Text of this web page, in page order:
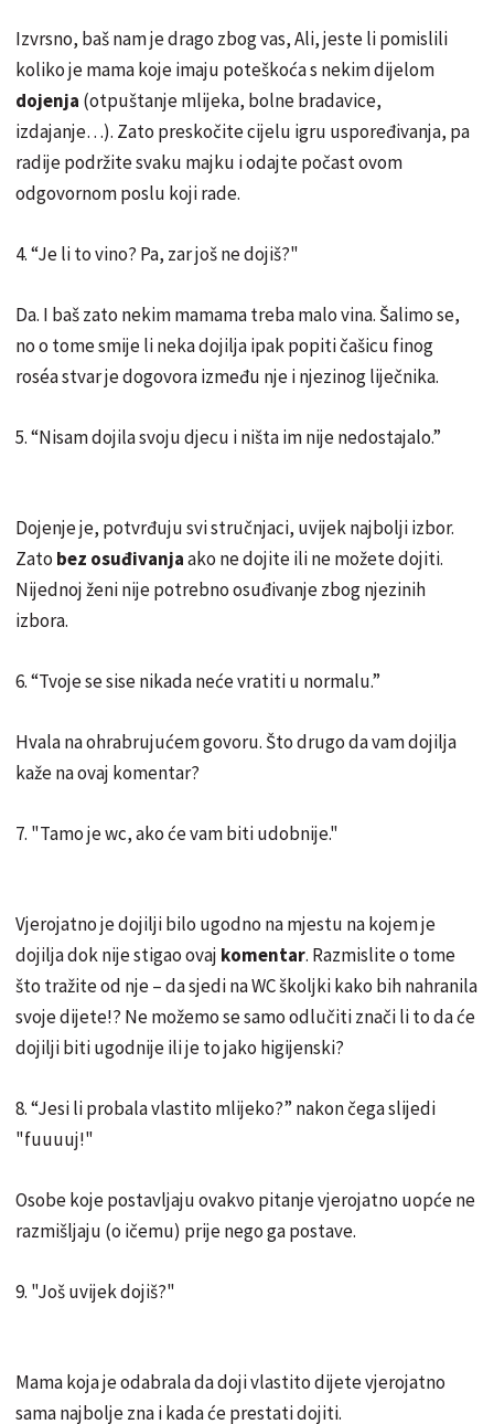
Izvrsno, baš nam je drago zbog vas, Ali, jeste li pomislili
koliko je mama koje imaju poteškoća s nekim dijelom
dojenja (otpuštanje mlijeka, bolne bradavice,
izdajanje…). Zato preskočite cijelu igru ​​uspoređivanja, pa
radije podržite svaku majku i odajte počast ovom
odgovornom poslu koji rade.
4. “Je li to vino? Pa, zar još ne dojiš?"
Da. I baš zato nekim mamama treba malo vina. Šalimo se,
no o tome smije li neka dojilja ipak popiti čašicu finog
roséa stvar je dogovora između nje i njezinog liječnika.
5. “Nisam dojila svoju djecu i ništa im nije nedostajalo.”
Dojenje je, potvrđuju svi stručnjaci, uvijek najbolji izbor.
Zato bez osuđivanjaako ne dojite ili ne možete dojiti.
Nijednoj ženi nije potrebno osuđivanje zbog njezinih
izbora.
6. “Tvoje se sise nikada neće vratiti u normalu.”
Hvala na ohrabrujućem govoru. Što drugo da vam dojilja
kaže na ovaj komentar?
7. "Tamo je wc, ako će vam biti udobnije."
Vjerojatno je dojilji bilo ugodno na mjestu na kojem je
dojilja dok nije stigao ovaj komentar. Razmislite o tome
što tražite od nje – da sjedi na WC školjki kako bih nahranila
svoje dijete!? Ne možemo se samo odlučiti znači li to da će
dojilji biti ugodnije ili je to jako higijenski?
8. “Jesi li probala vlastito mlijeko?” nakon čega slijedi
"fuuuuj!"
Osobe koje postavljaju ovakvo pitanje vjerojatno uopće ne
razmišljaju (o ičemu) prije nego ga postave.
9. "Još uvijek dojiš?"
Mama koja je odabrala da doji vlastito dijete vjerojatno
sama najbolje zna i kada će prestati dojiti.